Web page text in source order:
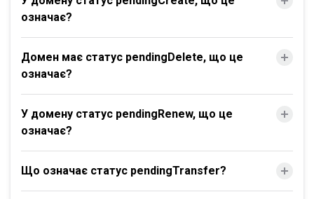
означає?
Домен має статус pendingDelete, що це
означає?
У домену статус pendingRenew, що це
означає?
Що означає статус pendingTransfer?